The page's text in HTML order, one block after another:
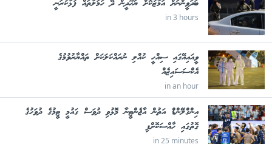
ބަދަވީންނަށް އަމާޒުކޮށް ޔަހޫދީން ދޭ ހަމަލާތައް ފުޅާކުރަނީ
in 3 hours
ވީއައިއޭގައި ސިއްހީ ކުއްލި ނުރައްކަލަކަށް ތައްޔާރުވުމުގެ
އެކްސަސައިޒެއް
in an hour
އިންގްލޭންޑް އަތުން އާޖެންޓީނާ މޮޅުވި ދުވަސް ގައުމީ ޓީމުގެ ދުވަހުގެ
ގޮތުގައި ހާއްސަކޮށްފި
in 25 minutes